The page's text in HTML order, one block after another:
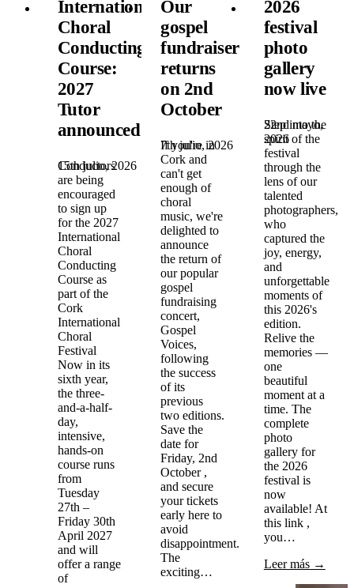
International
Choral
Conducting
Course:
2027
Tutor
announced!
15th julio, 2026
Conductors
are being
encouraged
to sign up
for the 2027
International
Choral
Conducting
Course as
part of the
Cork
International
Choral
Festival
Now in its
sixth year,
the three-
and-a-half-
day,
intensive,
hands-on
course runs
from
Tuesday
27th –
Friday 30th
April 2027
and will
offer a range
of
Our
gospel
fundraiser
returns
on 2nd
October
7th julio, 2026
If you're in
Cork and
can't get
enough of
choral
music, we're
delighted to
announce
the return of
our popular
gospel
fundraising
concert,
Gospel
Voices,
following
the success
of its
previous
two editions.
Save the
date for
Friday, 2nd
October ,
and secure
your tickets
early here to
avoid
disappointment.
The
exciting…
2026
festival
photo
gallery
now live
22nd mayo,
2026
Step into the
spirit of the
festival
through the
lens of our
talented
photographers,
who
captured the
joy, energy,
and
unforgettable
moments of
this 2026's
edition.
Relive the
memories —
one
beautiful
moment at a
time. The
complete
photo
gallery for
the 2026
festival is
now
available! At
this link ,
you…
Leer más →